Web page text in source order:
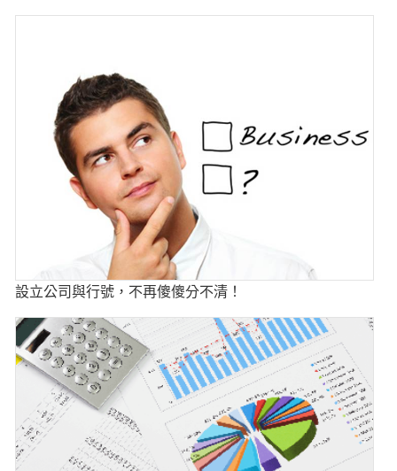
設立公司與行號，不再傻傻分不清！